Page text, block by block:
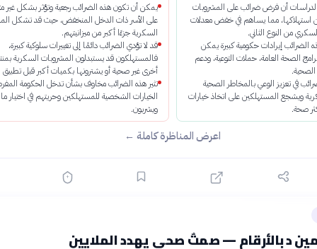
أن فرض ضرائب على المشروبات
استهلاكها، مما يساهم في خفض معدلات
من النوع الثاني.
الضرائب إيرادات حكومية كبيرة يمكن
الصحة العامة، حملات التوعية، ودعم
الصحية.
في تعزيز الوعي بالمخاطر الصحية
ويشجع المستهلكين على اتخاذ خيارات
صحة.
يمكن أن تكون هذه الضرائب رجعية وتؤثر بشكل غير
على الأسر ذات الدخل المنخفض، حيث قد تشكل
السكرية جزءًا أكبر من ميزانيتهم.
قد لا تؤدي الضرائب دائمًا إلى تغييرات سلوكية كبيرة،
فالمستهلكون قد يستبدلون المشروبات السكرية
أخرى غير صحية أو يشترونها بكميات أكبر قبل تطبيق
تثير هذه الضرائب مخاوف بشأن تدخل الحكومة
الخيارات الشخصية للمستهلكين وحريتهم في اختيار
ويشربون.
اعرض المناظرة كاملة ←
د بالأرقام — صمتٌ صحي يهدد الملايين